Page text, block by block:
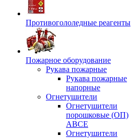
Противогололедные реагенты
Пожарное оборудование
Рукава пожарные
Рукава пожарные
напорные
Огнетушители
Огнетушители
порошковые (ОП)
АВСЕ
Огнетушители